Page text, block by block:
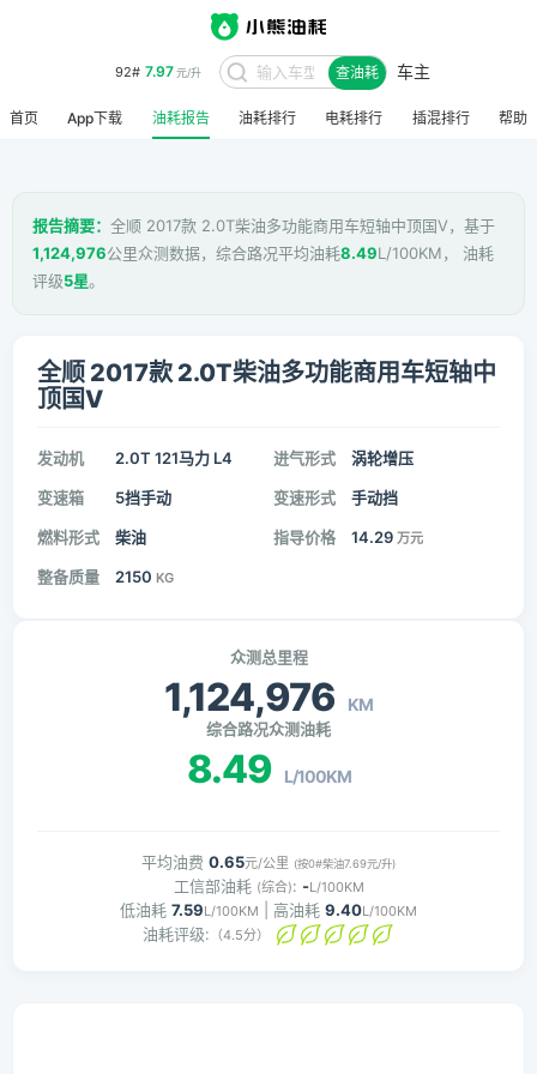
92# 7.97元/升 查油耗 车主
首页 App下载 油耗报告 油耗排行 电耗排行 插混排行 帮助
报告摘要： 全顺 2017款 2.0T柴油多功能商用车短轴中顶国V，基于
1,124,976公里众测数据，综合路况平均油耗8.49L/100KM， 油耗
评级5星。
全顺 2017款 2.0T柴油多功能商用车短轴中
顶国V
发动机 2.0T 121马力 L4 进气形式 涡轮增压
变速箱 5挡手动 变速形式 手动挡
燃料形式 柴油 指导价格 14.29 万元
整备质量 2150 KG
众测总里程
1,124,976 KM
综合路况众测油耗
8.49 L/100KM
平均油费 0.65元/公里 (按0#柴油7.69元/升)
工信部油耗 (综合): -L/100KM
低油耗 7.59L/100KM | 高油耗 9.40L/100KM
油耗评级: （4.5分）